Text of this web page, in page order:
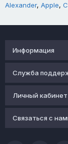
Alexander, Apple,
Информация
Служба
Личный кабинет
Связаться с